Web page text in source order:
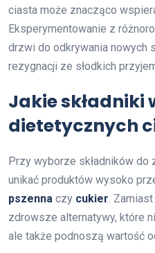
ciasta może znacząco
Eksperymentowanie z
drzwi do odkrywania nowych
rezygnacji ze słodkich
Jakie składniki
dietetycznych
Przy wyborze składników
unikać produktów wysoko
pszenna czy cukier .
zdrowsze alternatywy, które
ale także podnoszą wartość